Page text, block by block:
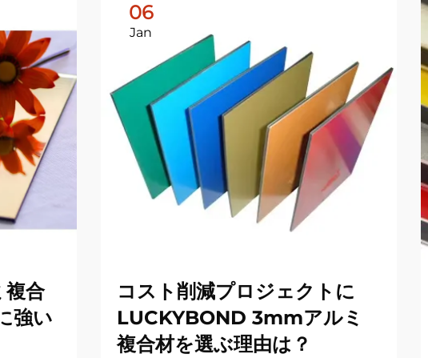
合
強い
06
Jan
コスト削減プロジェクトに
LUCKYBOND 3mmアルミ
複合材を選ぶ理由は？